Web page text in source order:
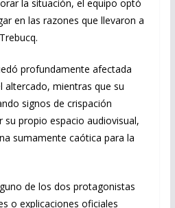
la situación, el equipo optó
en las razones que llevaron a
profundamente afectada
mientras que su
signos de crispación
su propio espacio audiovisual,
sumamente caótica para la
de los dos protagonistas
o explicaciones oficiales